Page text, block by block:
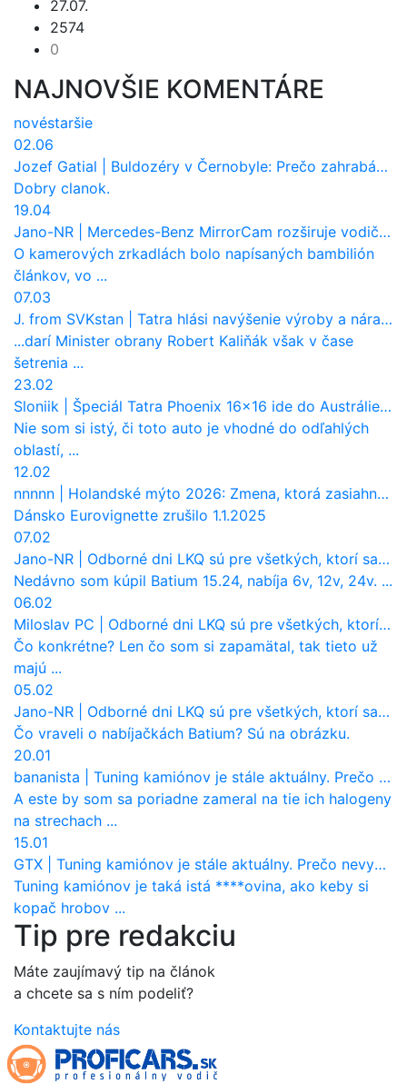
27.07.
2574
0
NAJNOVŠIE KOMENTÁRE
novéstaršie
02.06
Jozef Gatial
Buldozéry v Černobyle: Prečo zahrabávali Červený les pod zem?
Dobry clanok.
19.04
Jano-NR
Mercedes-Benz MirrorCam rozširuje vodičovi výhľad a uberá autobusom odpor vzduchu
O kamerových zrkadlách bolo napísaných bambilión
článkov, vo ...
07.03
J. from SVKstan
Tatra hlási navýšenie výroby a nárast tržieb. Ktorí odberatelia sú kľúčoví?
...darí Minister obrany Robert Kaliňák však v čase
šetrenia ...
23.02
Sloniik
Špeciál Tatra Phoenix 16×16 ide do Austrálie. Na čo bude slúžiť?
Nie som si istý, či toto auto je vhodné do odľahlých
oblastí, ...
12.02
nnnnn
Holandské mýto 2026: Zmena, ktorá zasiahne slovenských dopravcov
Dánsko Eurovignette zrušilo 1.1.2025
07.02
Jano-NR
Odborné dni LKQ sú pre všetkých, ktorí sa chcú dozvedieť niečo viac
Nedávno som kúpil Batium 15.24, nabíja 6v, 12v, 24v. ...
06.02
Miloslav PC
Odborné dni LKQ sú pre všetkých, ktorí sa chcú dozvedieť niečo viac
Čo konkrétne? Len čo som si zapamätal, tak tieto už
majú ...
05.02
Jano-NR
Odborné dni LKQ sú pre všetkých, ktorí sa chcú dozvedieť niečo viac
Čo vraveli o nabíjačkách Batium? Sú na obrázku.
20.01
bananista
Tuning kamiónov je stále aktuálny. Prečo nevyhynul ako pri osobákoch?
A este by som sa poriadne zameral na tie ich halogeny
na strechach ...
15.01
GTX
Tuning kamiónov je stále aktuálny. Prečo nevyhynul ako pri osobákoch?
Tuning kamiónov je taká istá ****ovina, ako keby si
kopač hrobov ...
Tip pre redakciu
Máte zaujímavý tip na článok
a chcete sa s ním podeliť?
Kontaktujte nás